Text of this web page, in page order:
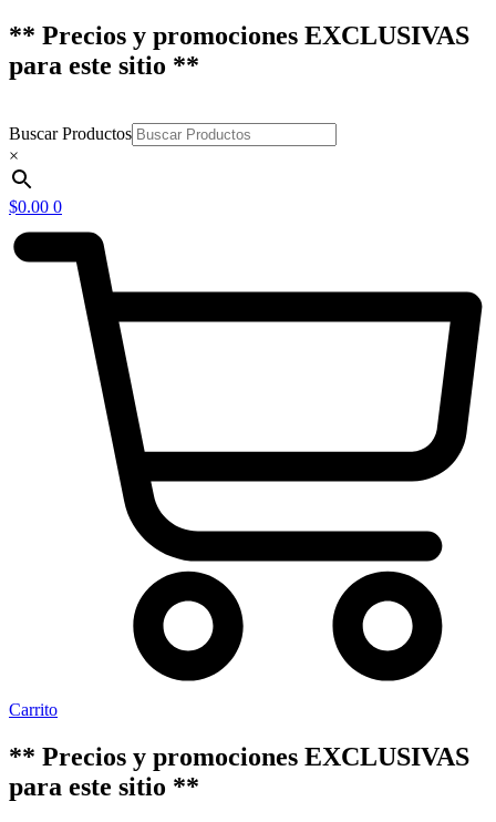
** Precios y promociones EXCLUSIVAS
para este sitio **
Buscar Productos
×
$0.00 0
Carrito
** Precios y promociones EXCLUSIVAS
para este sitio **